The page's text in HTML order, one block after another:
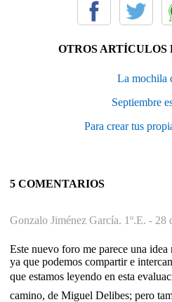
OTROS ARTÍCULOS
La mochila
Septiembre
Para crear tus
5 COMENTARIOS
Gonzalo Jiménez García. 1º.E. - 28
Este nuevo foro me parece una
ya que podemos compartir e
que estamos leyendo en esta
camino, de Miguel Delibes; pero